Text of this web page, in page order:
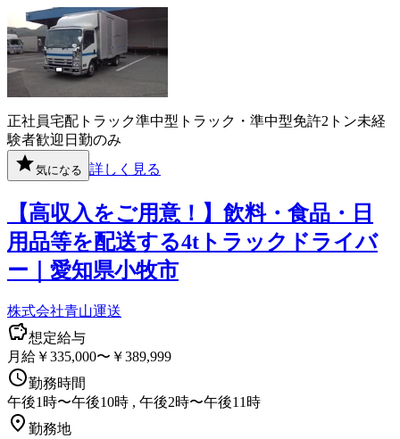
正社員宅配 トラック準中型トラック・準中型免許2トン未経
験者歓迎 日勤のみ
気になる 詳しく見る
【高収入をご用意！】飲料・食品・日
用品等を配送する4tトラックドライバ
ー｜愛知県小牧市
株式会社青山運送
想定給与
月給￥335,000〜￥389,999
勤務時間
午後1時〜午後10時 , 午後2時〜午後11時
勤務地